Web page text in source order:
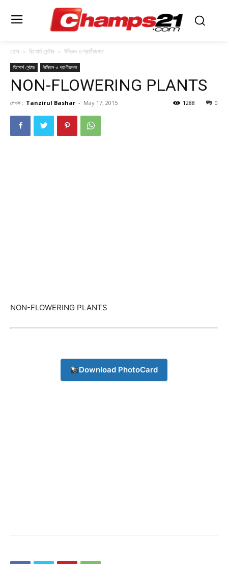
হোম রিসোর্স সেন্টার উদ্ভিদ ও প্রাণীজগত
রিসোর্স সেন্টার উদ্ভিদ ও প্রাণীজগত
NON-FLOWERING PLANTS
লেখক : Tanzirul Bashar - May 17, 2015 0
1288
NON-FLOWERING PLANTS
Download PhotoCard